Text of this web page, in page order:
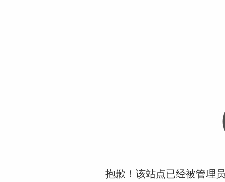
抱歉！该站点已经被管理